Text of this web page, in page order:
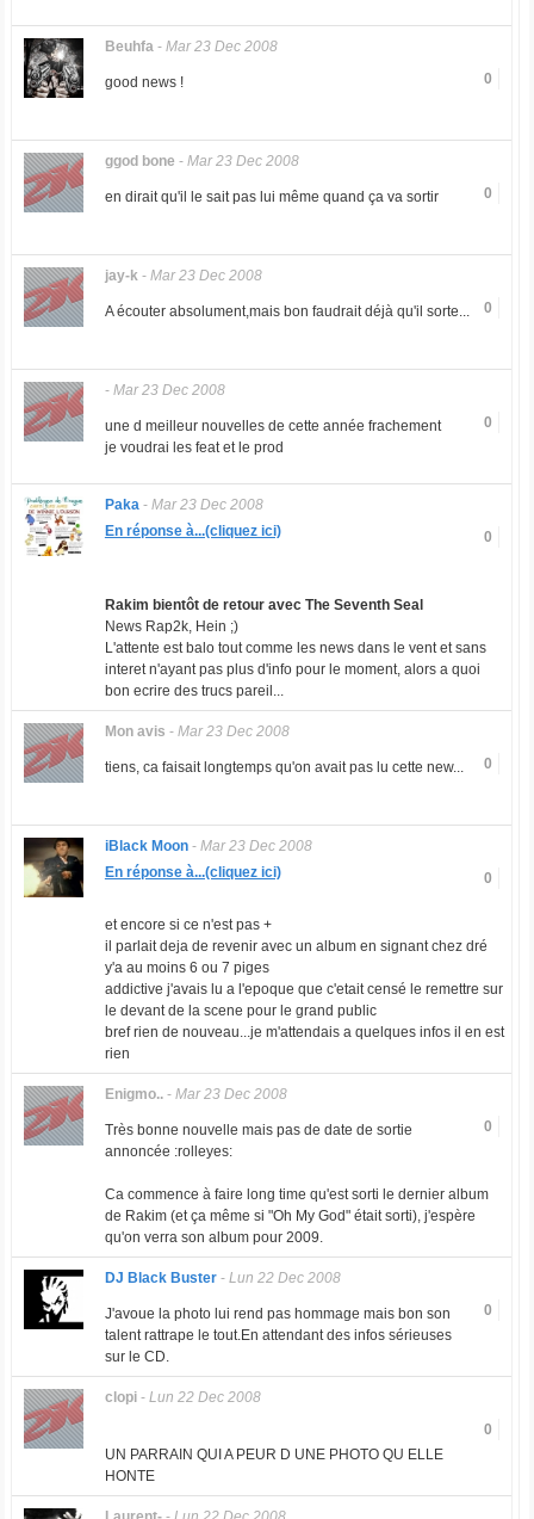
Beuhfa- Mar 23 Dec 2008
0
good news !
ggod bone - Mar 23 Dec 2008
0
en dirait qu'il le sait pas lui même quand ça va sortir
jay-k- Mar 23 Dec 2008
0
A écouter absolument,mais bon faudrait déjà qu'il sorte...
- Mar 23 Dec 2008
0
une d meilleur nouvelles de cette année frachement
je voudrai les feat et le prod
Paka- Mar 23 Dec 2008
0
En réponse à...(cliquez ici)
Rakim bientôtde retour avec The Seventh Seal
News Rap2k, Hein ;)
L'attente est balo tout comme les news dans le vent et sans
interet n'ayant pas plus d'info pour le moment, alors a quoi
bon ecrire des trucs pareil...
Mon avis - Mar 23 Dec 2008
0
tiens, ca faisait longtemps qu'on avait pas lu cette new...
iBlack Moon - Mar 23 Dec 2008
0
En réponse à...(cliquez ici)
et encore si ce n'est pas +
il parlait deja de revenir avec un album en signant chez dré
y'a au moins 6 ou 7 piges
addictive j'avais lu a l'epoque que c'etait censé le remettre sur
le devant de la scene pour le grand public
bref rien de nouveau...je m'attendais a quelques infos il en est
rien
Enigmo..- Mar 23 Dec 2008
0
Très bonne nouvelle mais pas de date de sortie
annoncée :rolleyes:
Ca commence à faire long time qu'est sorti le dernier album
de Rakim (et ça même si "Oh My God" était sorti), j'espère
qu'on verra son album pour 2009.
DJ Black Buster- Lun 22 Dec 2008
0
J'avoue la photo lui rend pas hommage mais bon son
talent rattrape le tout.En attendant des infos sérieuses
sur le CD.
clopi- Lun 22 Dec 2008
0
UN PARRAIN QUI A PEUR D UNE PHOTO QU ELLE
HONTE